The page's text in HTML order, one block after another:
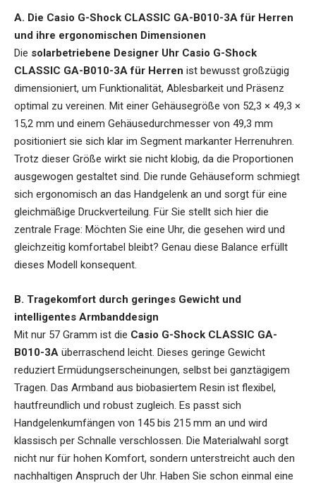
A. Die Casio G-Shock CLASSIC GA-B010-3A für Herren
und ihre ergonomischen Dimensionen
Die solarbetriebene Designer Uhr Casio G-Shock
CLASSIC GA-B010-3A für Herren ist bewusst großzügig
dimensioniert, um Funktionalität, Ablesbarkeit und Präsenz
optimal zu vereinen. Mit einer Gehäusegröße von 52,3 × 49,3 ×
15,2 mm und einem Gehäusedurchmesser von 49,3 mm
positioniert sie sich klar im Segment markanter Herrenuhren.
Trotz dieser Größe wirkt sie nicht klobig, da die Proportionen
ausgewogen gestaltet sind. Die runde Gehäuseform schmiegt
sich ergonomisch an das Handgelenk an und sorgt für eine
gleichmäßige Druckverteilung. Für Sie stellt sich hier die
zentrale Frage: Möchten Sie eine Uhr, die gesehen wird und
gleichzeitig komfortabel bleibt? Genau diese Balance erfüllt
dieses Modell konsequent.
B. Tragekomfort durch geringes Gewicht und
intelligentes Armbanddesign
Mit nur 57 Gramm ist die Casio G-Shock CLASSIC GA-
B010-3A überraschend leicht. Dieses geringe Gewicht
reduziert Ermüdungserscheinungen, selbst bei ganztägigem
Tragen. Das Armband aus biobasiertem Resin ist flexibel,
hautfreundlich und robust zugleich. Es passt sich
Handgelenkumfängen von 145 bis 215 mm an und wird
klassisch per Schnalle verschlossen. Die Materialwahl sorgt
nicht nur für hohen Komfort, sondern unterstreicht auch den
nachhaltigen Anspruch der Uhr. Haben Sie schon einmal eine